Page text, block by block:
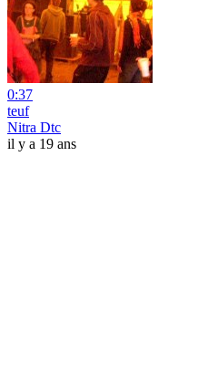
0:37
teuf
Nitra Dtc
il y a 19 ans